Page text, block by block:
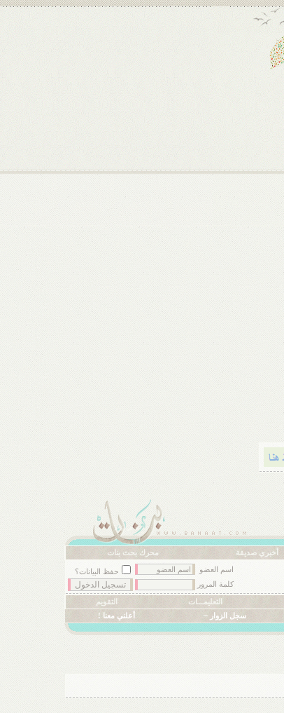
أخبري صديقة محرك بحث بنات
اسم العضو
حفظ البيانات؟
كلمة المرور
التعليمـــات
التقويم
سجل الزوار ~ أعلني معنا !